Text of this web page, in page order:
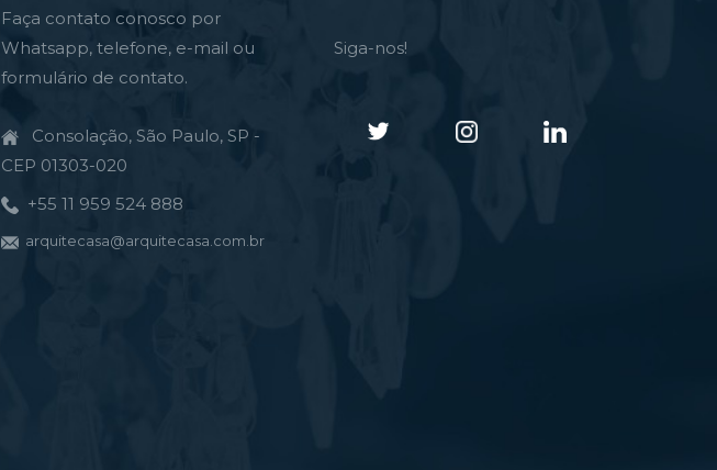
Faça contato conosco por
Whatsapp, telefone, e-mail ou
formulário de contato.
Consolação, São Paulo, SP -
CEP 01303-020
+55 11 959 524 888
arquitecasa@arquitecasa.com.br
Siga-nos!